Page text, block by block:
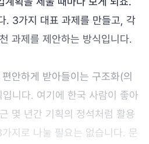
. 3가지 대표 과제를 만들고, 각
과제를 제안하는 방식입니다.
안하게 받아들이는 구조화(의
니다. 여기에 한국 사람이 좋아
몇 년간 기획의 정석처럼 활용
지로 나눌 필요는 없습니다. 문